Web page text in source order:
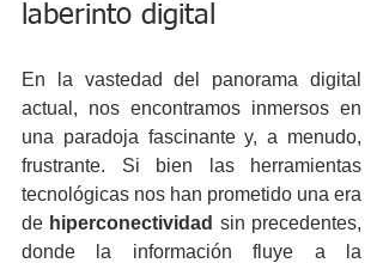
laberinto digital
En la vastedad del panorama digital
actual, nos encontramos inmersos en
una paradoja fascinante y, a menudo,
frustrante. Si bien las herramientas
tecnológicas nos han prometido una era
de hiperconectividad sin precedentes,
donde la información fluye a la